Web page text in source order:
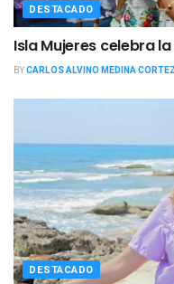
DESTACADO
Isla Mujeres celebra
BYCARLOS ALVINO MEDINA CORTEZ
DESTACADO